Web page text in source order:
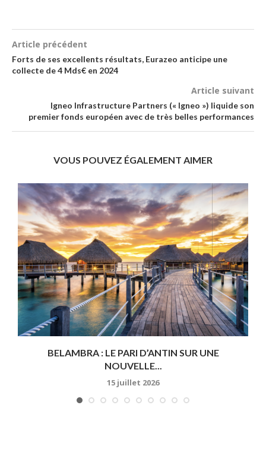
Article précédent
Forts de ses excellents résultats, Eurazeo anticipe une
collecte de 4 Mds€ en 2024
Article suivant
Igneo Infrastructure Partners (« Igneo ») liquide son
premier fonds européen avec de très belles performances
VOUS POUVEZ ÉGALEMENT AIMER
BELAMBRA : LE PARI D’ANTIN SUR UNE
NOUVELLE...
15 juillet 2026